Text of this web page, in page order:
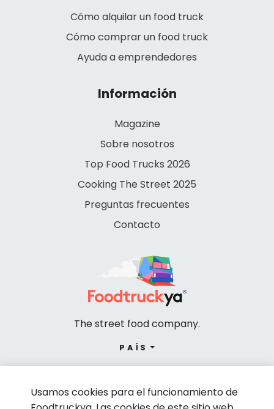
Cómo alquilar un food truck
Cómo comprar un food truck
Ayuda a emprendedores
Información
Magazine
Sobre nosotros
Top Food Trucks 2026
Cooking The Street 2025
Preguntas frecuentes
Contacto
The street food company.
PAÍS
Usamos cookies para el funcionamiento de